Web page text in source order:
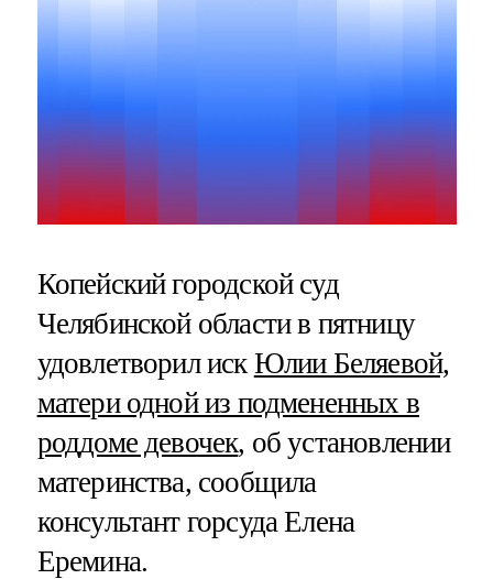
Копейский городской суд
Челябинской области в пятницу
удовлетворил иск Юлии Беляевой,
матери одной из подмененных в
роддоме девочек, об установлении
материнства, сообщила
консультант горсуда Елена
Еремина.